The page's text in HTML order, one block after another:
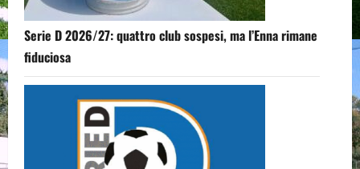
Serie D 2026/27: quattro club sospesi, ma l’Enna rimane
fiduciosa